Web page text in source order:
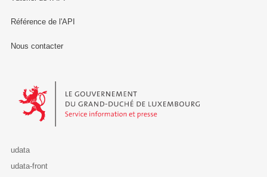
Référence de l'API
Nous contacter
Le Gouvernement du Grand-Duché de Luxembourg - Service
udata
udata-front